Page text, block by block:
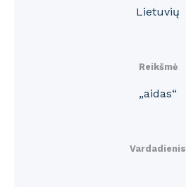
Lietuvių
Reikšmė
„aidas“
Vardadienis